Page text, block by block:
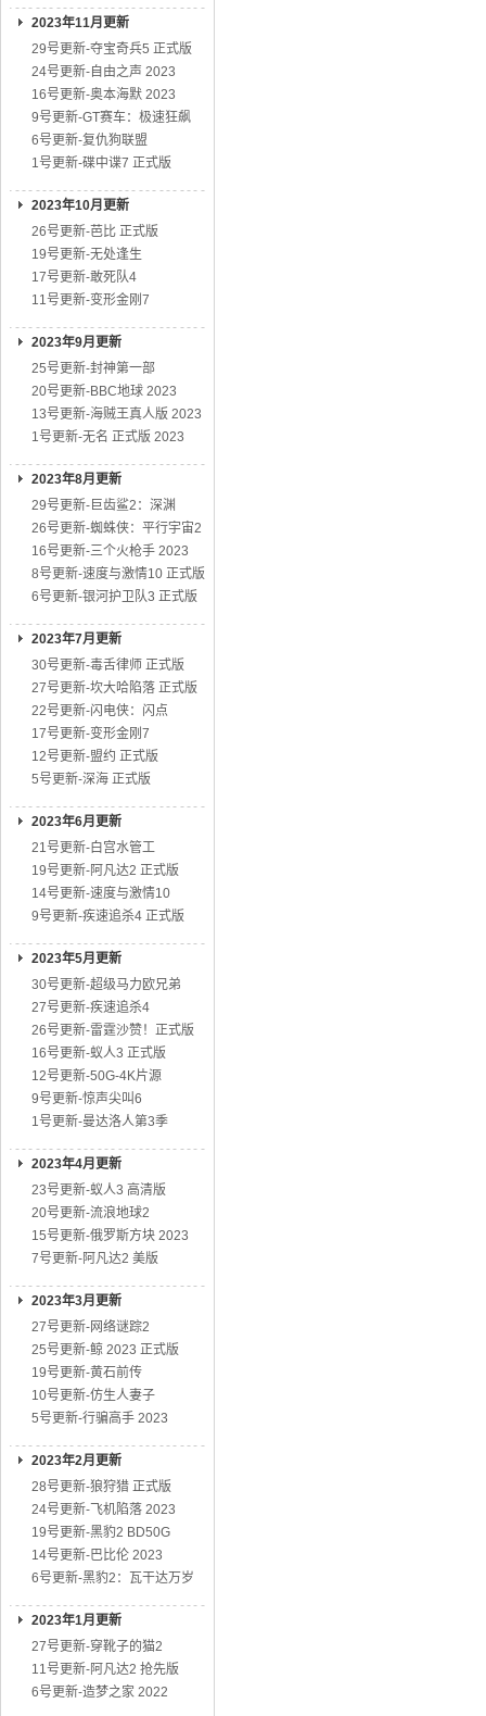
2023年11月更新
29号更新-夺宝奇兵5 正式版
24号更新-自由之声 2023
16号更新-奥本海默 2023
9号更新-GT赛车：极速狂飙
6号更新-复仇狗联盟
1号更新-碟中谍7 正式版
2023年10月更新
26号更新-芭比 正式版
19号更新-无处逢生
17号更新-敢死队4
11号更新-变形金刚7
2023年9月更新
25号更新-封神第一部
20号更新-BBC地球 2023
13号更新-海贼王真人版 2023
1号更新-无名 正式版 2023
2023年8月更新
29号更新-巨齿鲨2：深渊
26号更新-蜘蛛侠：平行宇宙2
16号更新-三个火枪手 2023
8号更新-速度与激情10 正式版
6号更新-银河护卫队3 正式版
2023年7月更新
30号更新-毒舌律师 正式版
27号更新-坎大哈陷落 正式版
22号更新-闪电侠：闪点
17号更新-变形金刚7
12号更新-盟约 正式版
5号更新-深海 正式版
2023年6月更新
21号更新-白宫水管工
19号更新-阿凡达2 正式版
14号更新-速度与激情10
9号更新-疾速追杀4 正式版
2023年5月更新
30号更新-超级马力欧兄弟
27号更新-疾速追杀4
26号更新-雷霆沙赞！正式版
16号更新-蚁人3 正式版
12号更新-50G-4K片源
9号更新-惊声尖叫6
1号更新-曼达洛人第3季
2023年4月更新
23号更新-蚁人3 高清版
20号更新-流浪地球2
15号更新-俄罗斯方块 2023
7号更新-阿凡达2 美版
2023年3月更新
27号更新-网络谜踪2
25号更新-鲸 2023 正式版
19号更新-黄石前传
10号更新-仿生人妻子
5号更新-行骗高手 2023
2023年2月更新
28号更新-狼狩猎 正式版
24号更新-飞机陷落 2023
19号更新-黑豹2 BD50G
14号更新-巴比伦 2023
6号更新-黑豹2：瓦干达万岁
2023年1月更新
27号更新-穿靴子的猫2
11号更新-阿凡达2 抢先版
6号更新-造梦之家 2022